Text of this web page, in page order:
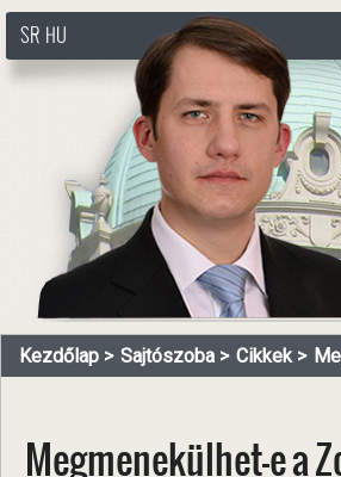
http://www.pasztorbalint.rs/hu
SR HU
Kezdőlap Sajtószoba Cikkek
Megmenekülhet-e a